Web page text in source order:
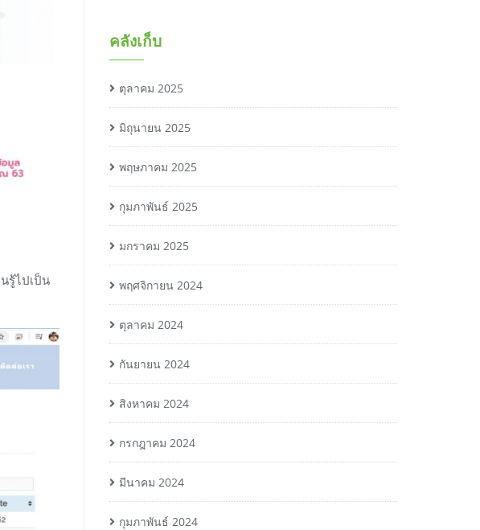
รู้ไปเป็น
คลังเก็บ
ตุลาคม 2025
มิถุนายน 2025
พฤษภาคม 2025
กุมภาพันธ์ 2025
มกราคม 2025
พฤศจิกายน 2024
ตุลาคม 2024
กันยายน 2024
สิงหาคม 2024
กรกฎาคม 2024
มีนาคม 2024
กุมภาพันธ์ 2024